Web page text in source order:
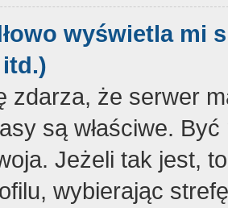
wyświetla mi
zdarza, że serwer
są właściwe.
Jeżeli tak jest,
wybierając